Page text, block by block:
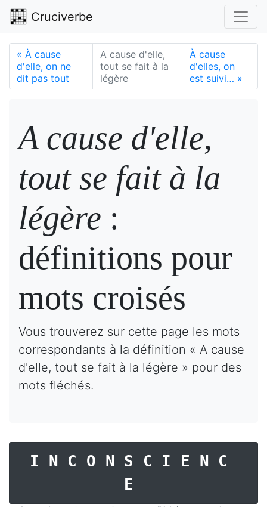
Cruciverbe
« À cause
d'elle, on ne
dit pas tout
A cause d'elle,
tout se fait à la
légère
À cause
d'elles, on
est suivi… »
A cause d'elle,
tout se fait à la
légère :
définitions pour
mots croisés
Vous trouverez sur cette page les mots
correspondants à la définition « A cause
d'elle, tout se fait à la légère » pour des
mots fléchés.
INCONSCIENC
E